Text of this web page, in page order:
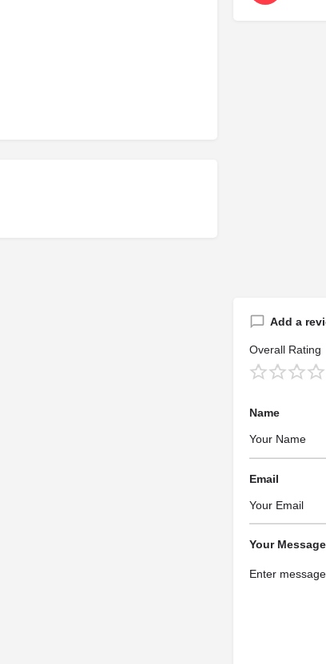
Add a
Overall Rating
Name
Email
Your Message